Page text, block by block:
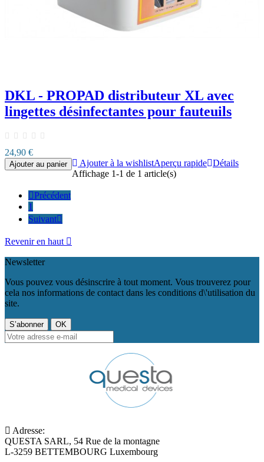
DKL - PROPAD distributeur XL avec
lingettes désinfectantes pour fauteuils
24,90 €
Ajouter au panier Ajouter à la wishlistAperçu rapide Détails
Affichage 1-1 de 1 article(s)
Précédent
1
Suivant
Revenir en haut 
Newsletter
Vous pouvez vous désinscrire à tout moment. Vous trouverez pour
cela nos informations de contact dans les conditions d\'utilisation du
site.
Adresse:
QUESTA SARL, 54 Rue de la montagne
L-3259 BETTEMBOURG Luxembourg